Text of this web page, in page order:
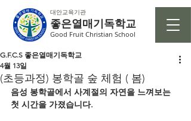
대안교육기관
좋은열매기독학교
Good Fruit Christian School
(초등과정) 봉학골 숲 체험 ( 봄)
G.F.C.S 좋은열매기독학교
4월 13일
음성 봉학골에서 사계절의 자연을 느껴보는
첫 시간을 가졌습니다.